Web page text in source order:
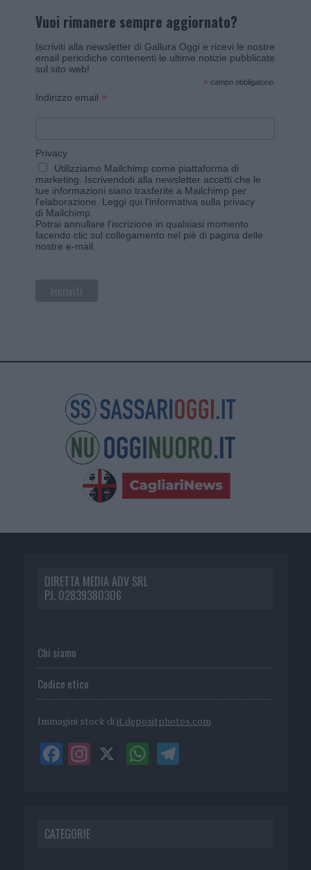
Vuoi rimanere sempre aggiornato?
Iscriviti alla newsletter di Gallura Oggi e ricevi le nostre
email periodiche contenenti le ultime notizie pubblicate
sul sito web!
* campo obbligatorio
Indirizzo email *
Privacy
Utilizziamo Mailchimp come piattaforma di
marketing. Iscrivendoti alla newsletter accetti che le
tue informazioni siano trasferite a Mailchimp per
l'elaborazione. Leggi qui l'informativa sulla privacy
di Mailchimp
Potrai annullare l'iscrizione in qualsiasi momento
facendo clic sul collegamento nel piè di pagina delle
nostre e-mail.
DIRETTA MEDIA ADV SRL
P.I. 02839380306
Chi siamo
Codice etico
Immagini stock di it.depositphotos.com
CATEGORIE